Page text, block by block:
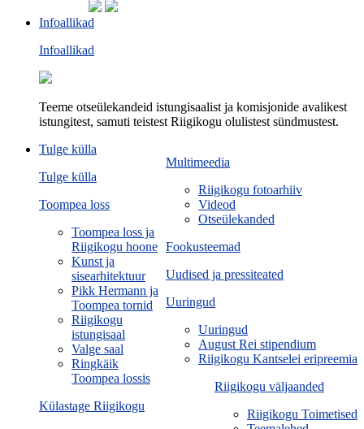
Infoallikad
Infoallikad
Teeme otseülekandeid istungisaalist ja komisjonide avalikest
istungitest, samuti teistest Riigikogu olulistest sündmustest.
Multimeedia
Riigikogu fotoarhiiv
Videod
Otseülekanded
Fookusteemad
Uudised ja pressiteated
Uuringud
Uuringud
August Rei stipendium
Riigikogu Kantselei eripreemia
Riigikogu väljaanded
Riigikogu Toimetised
Tulge külla
Tulge külla
Toompea loss
Toompea loss ja
Riigikogu hoone
Kunst ja
sisearhitektuur
Pikk Hermann ja
Toompea tornid
Riigikogu
istungisaal
Valge saal
Ringkäik
Toompea lossis
Külastage Riigikogu